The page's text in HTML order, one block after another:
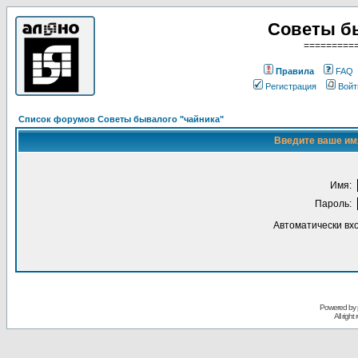
Советы
Правила
FAQ
Регистрация
Список форумов Советы бывалого "чайника"
Введите ваше
Имя:
Пароль:
Автоматически
Powered
All right